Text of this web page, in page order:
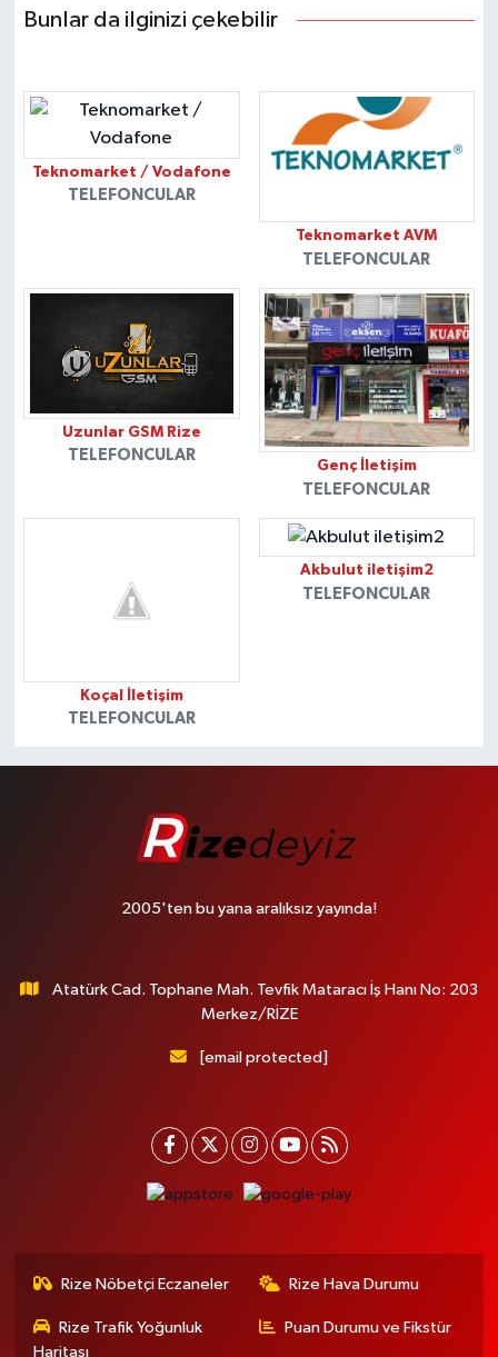
Bunlar da ilginizi çekebilir
Teknomarket / Vodafone
TELEFONCULAR
Teknomarket AVM
TELEFONCULAR
Uzunlar GSM Rize
TELEFONCULAR
Genç İletişim
TELEFONCULAR
Koçal İletişim
TELEFONCULAR
Akbulut iletişim2
TELEFONCULAR
2005'ten bu yana aralıksız yayında!
Atatürk Cad. Tophane Mah. Tevfik Mataracı İş Hanı No: 203
Merkez/RİZE
[email protected]
Rize Nöbetçi Eczaneler Rize Hava Durumu
Rize Trafik Yoğunluk
Haritası
Puan Durumu ve Fikstür